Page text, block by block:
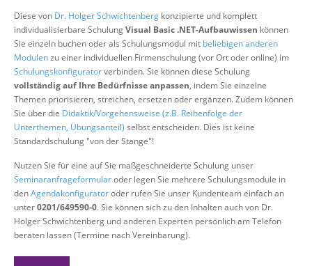
Suche
Diese von Dr. Holger Schwichtenberg konzipierte und komplett
individualisierbare SchulungVisual Basic .NET-Aufbauwissen können
Sie einzeln buchen oder als Schulungsmodul mit beliebigen anderen
Modulenzu einer individuellen Firmenschulung (vor Ort oder online) im
Schulungskonfiguratorverbinden. Sie können diese Schulung
vollständig auf Ihre Bedürfnisse anpassen, indem Sie einzelne
Themen priorisieren, streichen, ersetzen oder ergänzen. Zudem können
Sie über die Didaktik/Vorgehensweise (z.B. Reihenfolge der
Unterthemen, Übungsanteil) selbst entscheiden. Dies ist keine
Standardschulung "von der Stange"!
Nutzen Sie für eine auf Sie maßgeschneiderte Schulung unser
Seminaranfrageformularoder legen Sie mehrere Schulungsmodule in
denAgendakonfiguratoroder rufen Sie unser Kundenteam einfach an
unter0201/649590-0. Sie können sich zu den Inhalten auch von Dr.
Holger Schwichtenberg und anderen Experten persönlich am Telefon
beraten lassen (Termine nach Vereinbarung).